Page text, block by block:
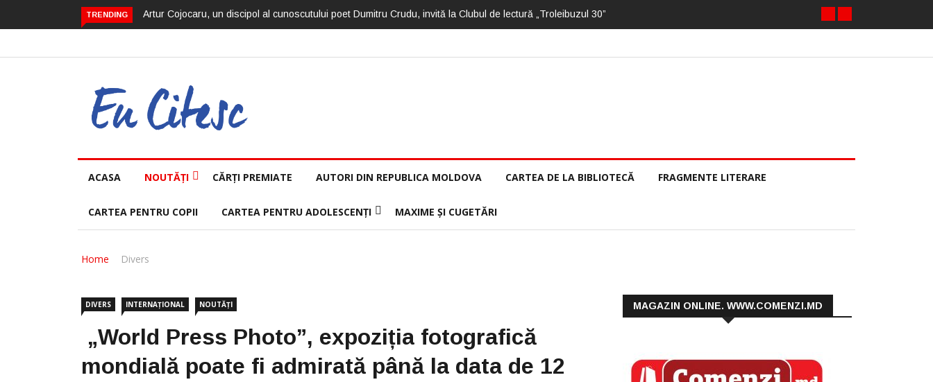
TRENDING Artur Cojocaru, un discipol al cunoscutului poet Dumitru Crudu, invită la Clubul de lectură „Troleibuzul 30”
ACASA NOUTĂȚI CĂRȚI PREMIATE AUTORI DIN REPUBLICA MOLDOVA CARTEA DE LA BIBLIOTECĂ FRAGMENTE LITERARE
CARTEA PENTRU COPII CARTEA PENTRU ADOLESCENȚI MAXIME ȘI CUGETĂRI
Home Divers
DIVERS INTERNAȚIONAL NOUTĂȚI
„World Press Photo”, expoziția fotografică
mondială poate fi admirată până la data de 12
MAGAZIN ONLINE. WWW.COMENZI.MD